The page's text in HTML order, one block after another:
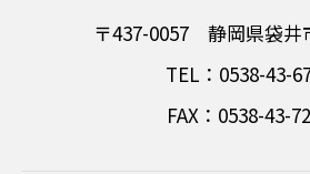
〒437-0057 静岡県袋井
TEL：0538-43-
FAX：0538-43-